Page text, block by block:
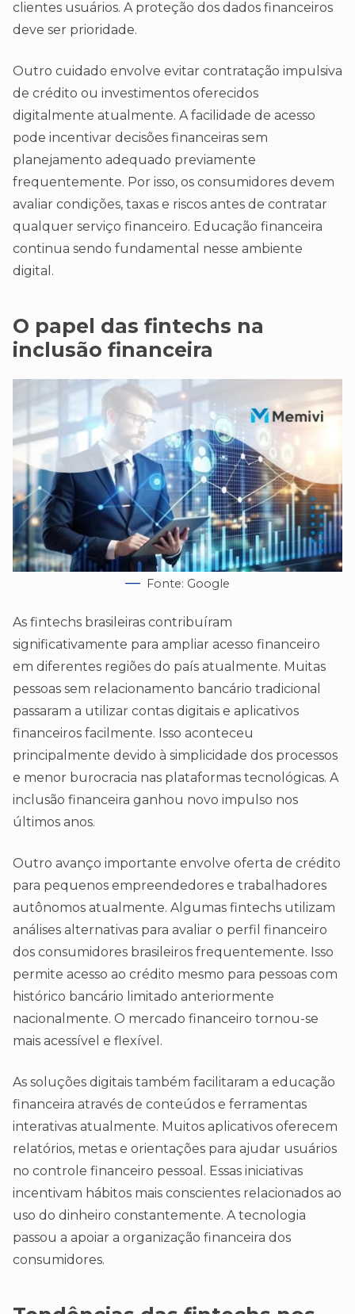
clientes usuários. A proteção dos dados financeiros
deve ser prioridade.
Outro cuidado envolve evitar contratação impulsiva
de crédito ou investimentos oferecidos
digitalmente atualmente. A facilidade de acesso
pode incentivar decisões financeiras sem
planejamento adequado previamente
frequentemente. Por isso, os consumidores devem
avaliar condições, taxas e riscos antes de contratar
qualquer serviço financeiro. Educação financeira
continua sendo fundamental nesse ambiente
digital.
O papel das fintechs na
inclusão financeira
Fonte: Google
As fintechs brasileiras contribuíram
significativamente para ampliar acesso financeiro
em diferentes regiões do país atualmente. Muitas
pessoas sem relacionamento bancário tradicional
passaram a utilizar contas digitais e aplicativos
financeiros facilmente. Isso aconteceu
principalmente devido à simplicidade dos processos
e menor burocracia nas plataformas tecnológicas. A
inclusão financeira ganhou novo impulso nos
últimos anos.
Outro avanço importante envolve oferta de crédito
para pequenos empreendedores e trabalhadores
autônomos atualmente. Algumas fintechs utilizam
análises alternativas para avaliar o perfil financeiro
dos consumidores brasileiros frequentemente. Isso
permite acesso ao crédito mesmo para pessoas com
histórico bancário limitado anteriormente
nacionalmente. O mercado financeiro tornou-se
mais acessível e flexível.
As soluções digitais também facilitaram a educação
financeira através de conteúdos e ferramentas
interativas atualmente. Muitos aplicativos oferecem
relatórios, metas e orientações para ajudar usuários
no controle financeiro pessoal. Essas iniciativas
incentivam hábitos mais conscientes relacionados ao
uso do dinheiro constantemente. A tecnologia
passou a apoiar a organização financeira dos
consumidores.